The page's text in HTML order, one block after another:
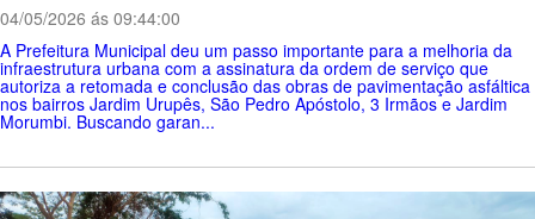
04/05/2026 ás 09:44:00
A Prefeitura Municipal deu um passo importante para a melhoria da
infraestrutura urbana com a assinatura da ordem de serviço que
autoriza a retomada e conclusão das obras de pavimentação asfáltica
nos bairros Jardim Urupês, São Pedro Apóstolo, 3 Irmãos e Jardim
Morumbi. Buscando garan...